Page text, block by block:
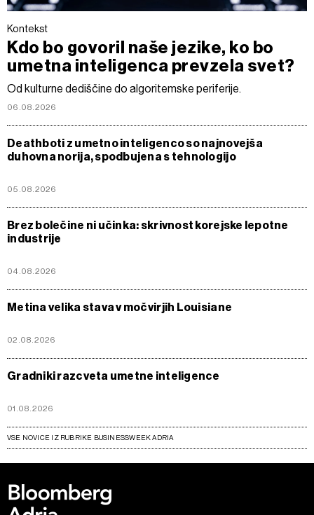
Kontekst
Kdo bo govoril naše jezike, ko bo
umetna inteligenca prevzela svet?
Od kulturne dediščine do algoritemske periferije.
06.08.2026
Deathboti z umetno inteligenco so najnovejša
duhovna norija, spodbujena s tehnologijo
05.08.2026
Brez bolečine ni učinka: skrivnost korejske lepotne
industrije
04.08.2026
Metina velika stava v močvirjih Louisiane
02.08.2026
Gradniki razcveta umetne inteligence
01.08.2026
VSE NOVICE IZ RUBRIKE BUSINESSWEEK ADRIA